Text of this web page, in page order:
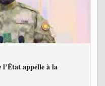
l’État appelle à la